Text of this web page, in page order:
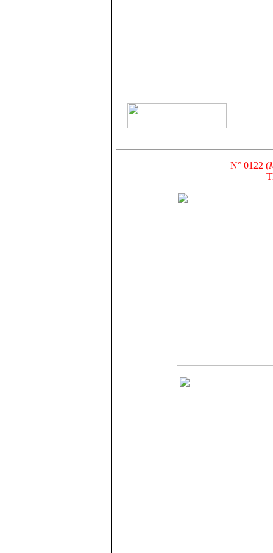
N° 0122 (